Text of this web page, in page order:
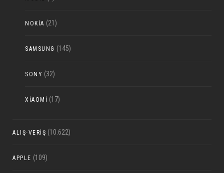
NOKIA (21)
SAMSUNG (145)
SONY (32)
XIAOMI (17)
ALIŞ-VERIŞ (10.622)
APPLE (109)